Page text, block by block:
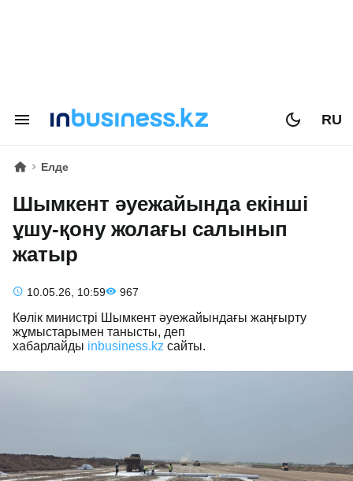
RU
Елде
Шымкент әуежайында екінші
ұшу-қону жолағы салынып
жатыр
10.05.26, 10:59 967
Көлік министрі Шымкент әуежайындағы жаңғырту
жұмыстарымен танысты, деп
хабарлайды inbusiness.kz сайты.